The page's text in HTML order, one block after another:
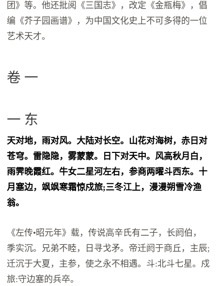
团》等。他还批阅《三国志》，改定《金瓶梅》，倡
编《芥子园画谱》，为中国文化史上不可多得的一位
艺术天才。
卷 一
一 东
天对地，雨对风。大陆对长空。山花对海树，赤日对
苍穹。雷隐隐，雾蒙蒙。日下对天中。风高秋月白，
雨霁晚霞红。牛女二星河左右，参商两曜斗西东。十
月塞边，飒飒寒霜惊戍旅;三冬江上，漫漫朔雪冷渔
翁。
《左传•昭元年》载，传说高辛氏有二子，长阏伯，
季实沉。兄弟不睦，日寻戈矛。帝迁阏于商丘，主辰;
迁沉于大夏，主参，使之永不相遇。斗:北斗七星。戍
旅:守边塞的兵卒。